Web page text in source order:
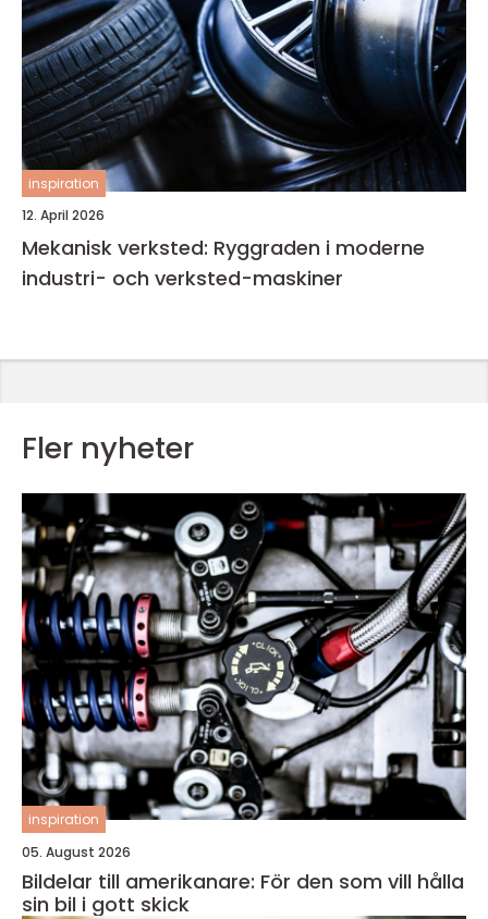
inspiration
12. April 2026
Mekanisk verksted: Ryggraden i moderne
industri- och verksted-maskiner
Fler nyheter
inspiration
05. August 2026
Bildelar till amerikanare: För den som vill hålla
sin bil i gott skick